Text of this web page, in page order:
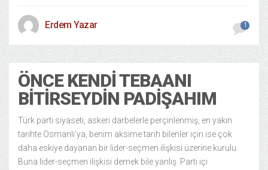
Erdem Yazar 1
ÖNCE KENDI TEBAANI
BITIRSEYDIN PADIŞAHIM
Türk parti siyaseti, askeri darbelerle perçinlenmiş, en yakın
tarihte Osmanlı’ya, benim aksime tarih bilenler için ise çok
daha eskiye dayanan bir lider-seçmen ilişkisi üzerine kurulu.
Buna lider-seçmen ilişkisi demek bile yanlış. Parti içi